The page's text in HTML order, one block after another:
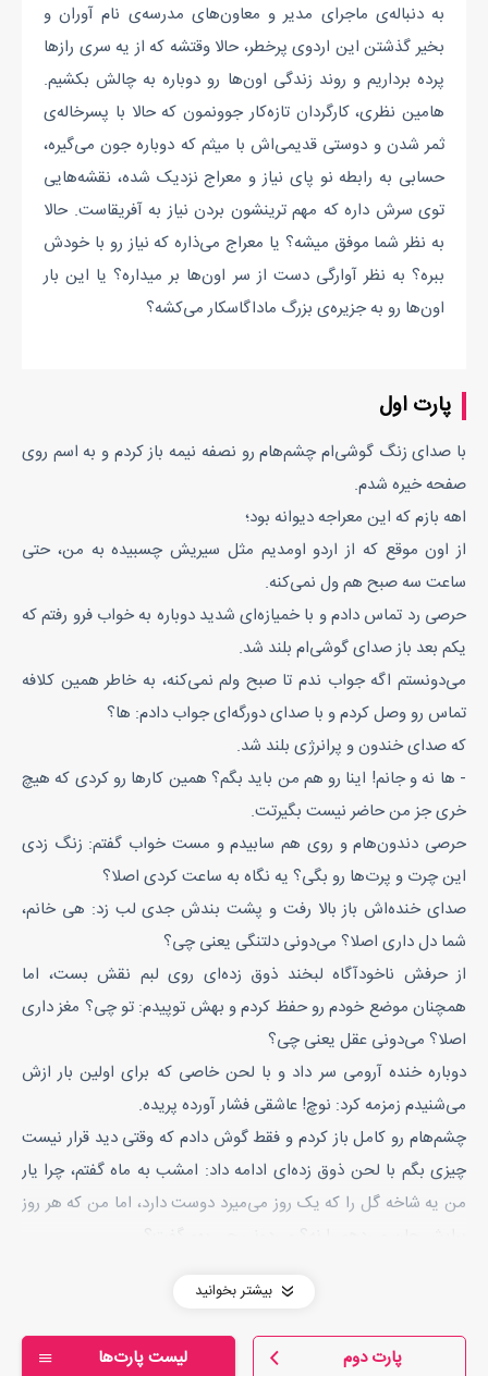
به دنباله‌ی ماجرای مدیر و معاون‌های مدرسه‌ی نام آوران و
بخیر گذشتن این اردوی پرخطر، حالا وقتشه که از یه سری رازها
پرده برداریم و روند زندگی اون‌ها رو دوباره به چالش بکشیم.
هامین نظری، کارگردان تازه‌کار جوونمون که حالا با پسرخاله‌ی
ثمر شدن و دوستی قدیمی‌اش با میثم که دوباره جون می‌گیره،
حسابی به رابطه نو پای نیاز و معراج نزدیک شده، نقشه‌هایی
توی سرش داره که مهم ترینشون بردن نیاز به آفریقاست. حالا
به نظر شما موفق میشه؟ یا معراج می‌ذاره که نیاز رو با خودش
ببره؟ به نظر آوارگی دست از سر اون‌ها بر میداره؟ یا این بار
اون‌ها رو به جزیره‌ی بزرگ ماداگاسکار می‌کشه؟
پارت اول
با صدای زنگ گوشی‌ام چشم‌هام رو نصفه نیمه باز کردم و به اسم روی
صفحه خیره شدم.
اهه بازم که این معراجه دیوانه بود؛
از اون موقع که از اردو اومدیم مثل سیریش چسبیده به من، حتی
ساعت سه صبح هم ول نمی‌کنه.
حرصی رد تماس دادم و با خمیازه‌ای شدید دوباره به خواب فرو رفتم که
یکم بعد باز صدای گوشی‌ام بلند شد.
می‌دونستم اگه جواب ندم تا صبح ولم نمی‌کنه، به خاطر همین کلافه
تماس رو وصل کردم و با صدای دورگه‌ای جواب دادم: ها؟
که صدای خندون و پرانرژی بلند شد.
- ها نه و جانم! اینا رو هم من باید بگم؟ همین کارها رو کردی که هیچ
خری جز من حاضر نیست بگیرتت.
حرصی دندون‌هام و روی هم سابیدم و مست خواب گفتم: زنگ زدی
این چرت و پرت‌ها رو بگی؟ یه نگاه به ساعت کردی اصلا؟
صدای خنده‌اش باز بالا رفت و پشت بندش جدی لب زد: هی خانم،
شما دل داری اصلا؟ می‌دونی دلتنگی یعنی چی؟
از حرفش ناخودآگاه لبخند ذوق زده‌ای روی لبم نقش بست، اما
همچنان موضع خودم رو حفظ کردم و بهش توپیدم: تو چی؟ مغز داری
اصلا؟ می‌دونی عقل یعنی چی؟
دوباره‌ خنده آرومی سر داد و با لحن خاصی که برای اولین بار ازش
می‌شنیدم زمزمه کرد: نوچ! عاشقی فشار آورده پریده.
چشم‌هام رو کامل باز کردم و فقط گوش دادم که وقتی دید قرار نیست
چیزی بگم با لحن ذوق زده‌ای ادامه داد: امشب به ماه گفتم، چرا یار
من یه شاخه گل را که یک روز می‌میرد دوست دارد، اما من که هر روز
می‌خوای بگی خیلی خفن بود با اجازه کپی؟
فورا ذوق صداش رو خورد و خیلی جدی جواب داد: ماه حرف می‌زنه
مگه؟ نیاز واقعا انتظار داشتی همچین جوابی بده؟ بعد با پرویی به من
بیشتر بخوانید
لیست پارت‌ها پارت دوم